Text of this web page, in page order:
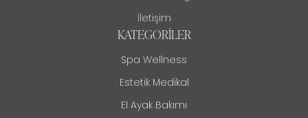
İletişim
KATEGORILER
Spa Wellness
Estetik Medikal
El Ayak Bakımı